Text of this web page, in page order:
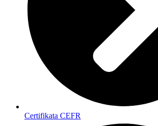
Certifikata CEFR